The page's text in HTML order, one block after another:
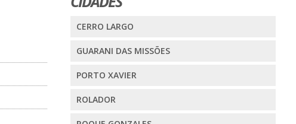
CERRO LARGO
GUARANI DAS MISSÕES
PORTO XAVIER
ROLADOR